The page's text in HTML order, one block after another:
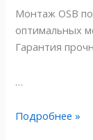
Монтаж OSB
оптимальных
Гарантия
…
кровлю:
Эффективные
решения
Лидер
Подробнее »
кровлю:
Эффективные
решения
Лидер